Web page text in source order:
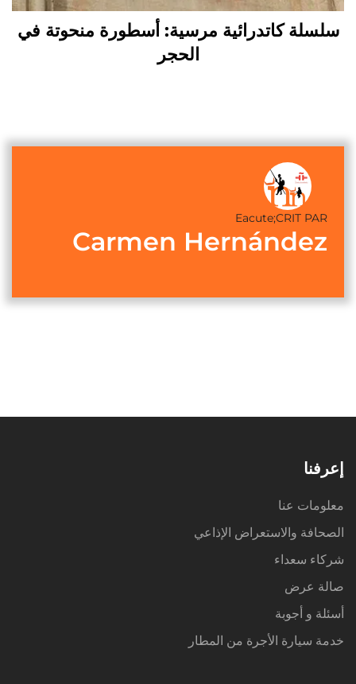
سلسلة كاتدرائية مرسية: أسطورة منحوتة في
الحجر
Eacute;CRIT PAR
Carmen Hernández
إعرفنا
معلومات عنا
الصحافة والاستعراض الإذاعي
شركاء سعداء
صالة عرض
أسئلة و أجوبة
خدمة سيارة الأجرة من المطار